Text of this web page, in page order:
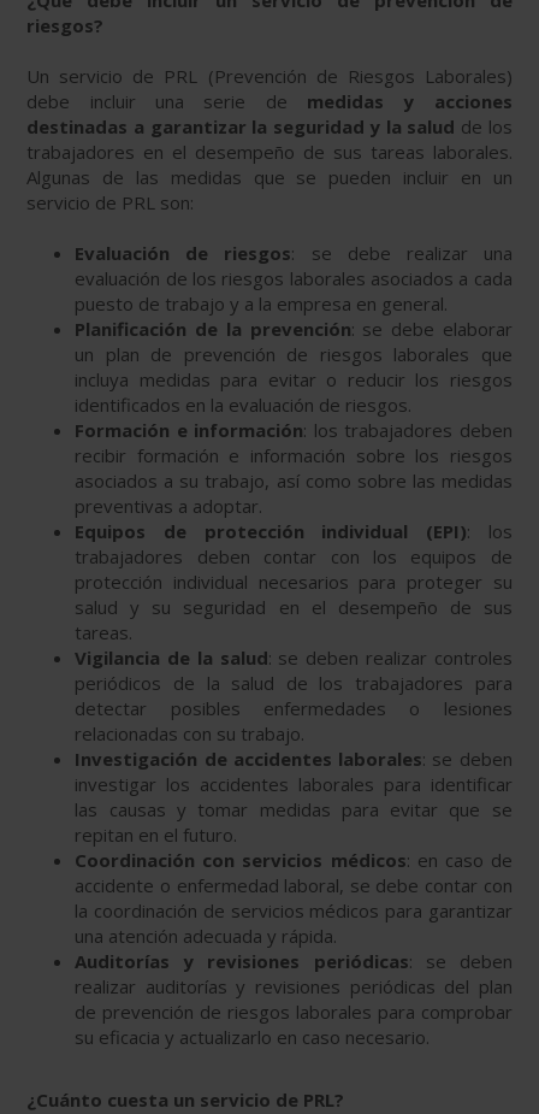
riesgos?
Un servicio de PRL (Prevención de Riesgos Laborales)
debe incluir una serie de medidas y acciones
destinadas a garantizar la seguridad y la salud de los
trabajadores en el desempeño de sus tareas laborales.
Algunas de las medidas que se pueden incluir en un
servicio de PRL son:
Evaluación de riesgos: se debe realizar una
evaluación de los riesgos laborales asociados a cada
puesto de trabajo y a la empresa en general.
Planificación de la prevención: se debe elaborar
un plan de prevención de riesgos laborales que
incluya medidas para evitar o reducir los riesgos
identificados en la evaluación de riesgos.
Formación e información: los trabajadores deben
recibir formación e información sobre los riesgos
asociados a su trabajo, así como sobre las medidas
preventivas a adoptar.
Equipos de protección individual (EPI): los
trabajadores deben contar con los equipos de
protección individual necesarios para proteger su
salud y su seguridad en el desempeño de sus
tareas.
Vigilancia de la salud: se deben realizar controles
periódicos de la salud de los trabajadores para
detectar posibles enfermedades o lesiones
relacionadas con su trabajo.
Investigación de accidentes laborales: se deben
investigar los accidentes laborales para identificar
las causas y tomar medidas para evitar que se
repitan en el futuro.
Coordinación con servicios médicos: en caso de
accidente o enfermedad laboral, se debe contar con
la coordinación de servicios médicos para garantizar
una atención adecuada y rápida.
Auditorías y revisiones periódicas: se deben
realizar auditorías y revisiones periódicas del plan
de prevención de riesgos laborales para comprobar
su eficacia y actualizarlo en caso necesario.
¿Cuánto cuesta un servicio de PRL?